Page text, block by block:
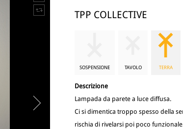
TPP COLLECTIVE
SOSPENSIONE TAVOLO TERRA
Descrizione
Lampada da parete a luce diffusa.
Ci si dimentica troppo spesso della
rischia di rivelarsi poi poco